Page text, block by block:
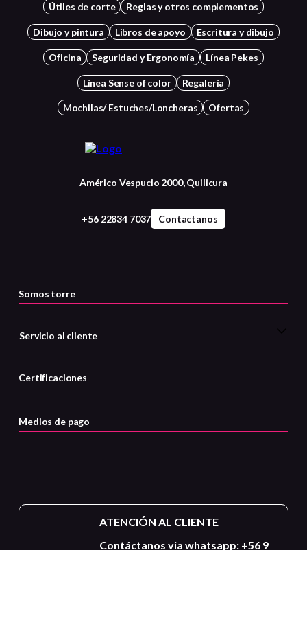
Útiles de corte Reglas y otros complementos
Dibujo y pintura Libros de apoyo Escritura y dibujo
Oficina Seguridad y Ergonomía Línea Pekes
Línea Sense of color Regalería
Mochilas/ Estuches/Loncheras Ofertas
Américo Vespucio 2000, Quilicura
+56 22834 7037 Contactanos
Somos torre
Servicio al cliente
Certificaciones
Medios de pago
ATENCIÓN AL CLIENTE
Contáctanos via whatsapp: +56 9